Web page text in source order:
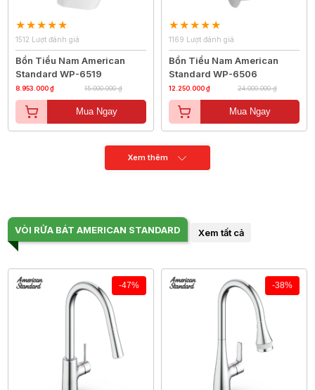
1512 Lượt đánh giá
Bồn Tiểu Nam American
Standard WP-6519
8.953.000 ₫ 15.000.000 ₫
Mua Ngay
1169 Lượt đánh giá
Bồn Tiểu Nam American
Standard WP-6506
12.250.000 ₫ 24.000.000 ₫
Mua Ngay
Xem thêm
VÒI RỬA BÁT AMERICAN STANDARD Xem tất cả
-47% -38%